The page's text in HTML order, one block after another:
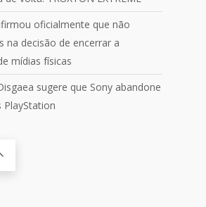
em nosso site o mais
REVIEW de Skull & Bones.
1 1 Twitter
oficialmente que não
na decisão de encerrar a
mídias físicas
sugere que Sony abandone
PlayStation